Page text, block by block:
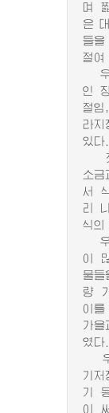
며
은
들
절여
우
인
절
라
있다.
젓
소금
서
리
식의
우
이
물들
량
이
가
였다.
우
기
기
이